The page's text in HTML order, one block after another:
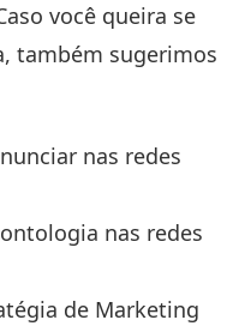
você queira se
também sugerimos
nas redes
nas redes
de Marketing